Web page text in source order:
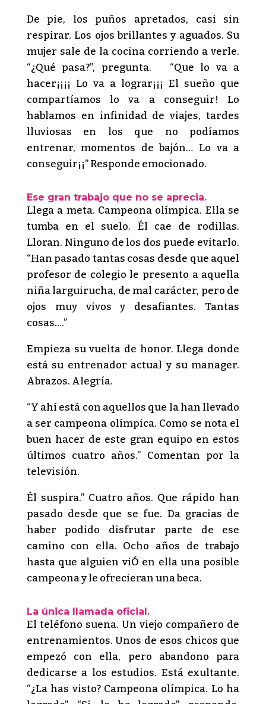
De pie, los puños apretados, casi sin
respirar. Los ojos brillantes y aguados. Su
mujer sale de la cocina corriendo a verle.
“¿Qué pasa?”, pregunta. “Que lo va a
hacer¡¡¡¡ Lo va a lograr¡¡¡ El sueño que
compartíamos lo va a conseguir! Lo
hablamos en infinidad de viajes, tardes
lluviosas en los que no podíamos
entrenar, momentos de bajón… Lo va a
conseguir¡¡” Responde emocionado.
Ese gran trabajo que no se aprecia.
Llega a meta. Campeona olímpica. Ella se
tumba en el suelo. Él cae de rodillas.
Lloran. Ninguno de los dos puede evitarlo.
“Han pasado tantas cosas desde que aquel
profesor de colegio le presento a aquella
niña larguirucha, de mal carácter, pero de
ojos muy vivos y desafiantes. Tantas
cosas….”
Empieza su vuelta de honor. Llega donde
está su entrenador actual y su manager.
Abrazos. Alegría.
“Y ahí está con aquellos que la han llevado
a ser campeona olímpica. Como se nota el
buen hacer de este gran equipo en estos
últimos cuatro años.” Comentan por la
televisión.
Él suspira.” Cuatro años. Que rápido han
pasado desde que se fue. Da gracias de
haber podido disfrutar parte de ese
camino con ella. Ocho años de trabajo
hasta que alguien viÓ en ella una posible
campeona y le ofrecieran una beca.
La única llamada oficial.
El teléfono suena. Un viejo compañero de
entrenamientos. Unos de esos chicos que
empezó con ella, pero abandono para
dedicarse a los estudios. Está exultante.
“¿La has visto? Campeona olímpica. Lo ha